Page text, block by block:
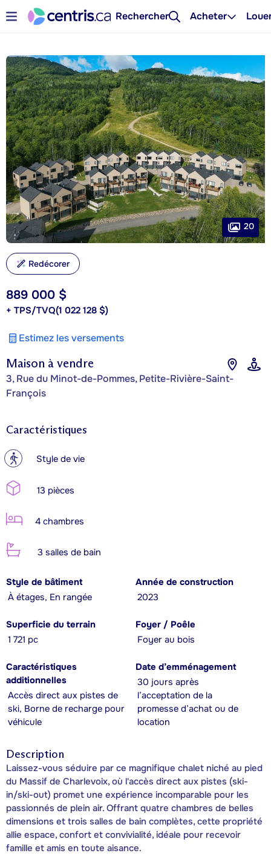
Rechercher Acheter
Maison à vendre
3, Rue du Minot-de-Pommes, Petite-Rivière-Saint-
François
889 000 $
+ TPS/TVQ(1 022 128 $)
Estimez les versements
20
Redécorer
Caractéristiques
? Style de vie
13 pièces
4 chambres
3 salles de bain
Style de bâtiment
À étages, En rangée
Année de construction
2023
Superficie du terrain
1 721 pc
Foyer / Poêle
Foyer au bois
Caractéristiques
additionnelles
Accès direct aux pistes de
ski, Borne de recharge pour
véhicule
Date d’emménagement
30 jours après
l’acceptation de la
promesse d’achat ou de
location
Description
Laissez-vous séduire par ce magnifique chalet niché au pied
du Massif de Charlevoix, où l'accès direct aux pistes (ski-
in/ski-out) promet une expérience incomparable pour les
passionnés de plein air. Offrant quatre chambres de belles
dimensions et trois salles de bain complètes, cette propriété
allie espace, confort et convivialité, idéale pour recevoir
famille et amis en toute aisance.